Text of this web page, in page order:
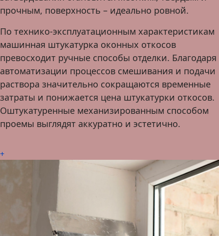
прочным, поверхность – идеально ровной.
По технико-эксплуатационным характеристикам
машинная штукатурка оконных откосов
превосходит ручные способы отделки. Благодаря
автоматизации процессов смешивания и подачи
раствора значительно сокращаются временные
затраты и понижается цена штукатурки откосов.
Оштукатуренные механизированным способом
проемы выглядят аккуратно и эстетично.
+